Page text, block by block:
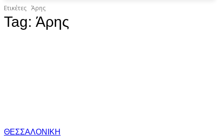
Ετικέτες Άρης
Tag: Άρης
ΘΕΣΣΑΛΟΝΙΚΗ